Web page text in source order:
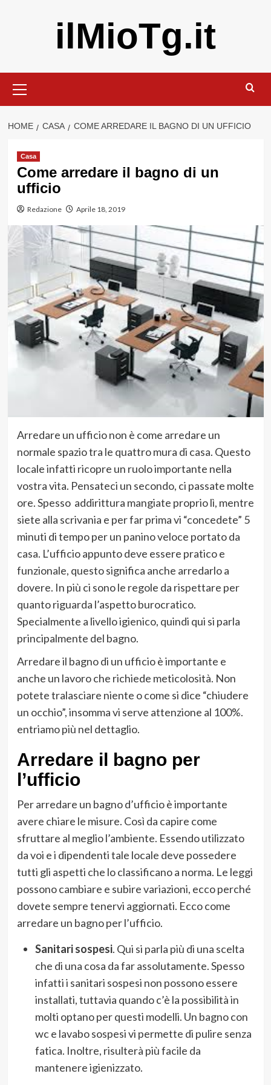
ilMioTg.it
principale
HOME CASA COME ARREDARE IL BAGNO DI UN UFFICIO
Casa
Come arredare il bagno di un
ufficio
Redazione Aprile 18, 2019
Arredare un ufficio non è come arredare un
normale spazio tra le quattro mura di casa. Questo
locale infatti ricopre un ruolo importante nella
vostra vita. Pensateci un secondo, ci passate molte
ore. Spesso addirittura mangiate proprio lì, mentre
siete alla scrivania e per far prima vi “concedete” 5
minuti di tempo per un panino veloce portato da
casa. L’ufficio appunto deve essere pratico e
funzionale, questo significa anche arredarlo a
dovere. In più ci sono le regole da rispettare per
quanto riguarda l’aspetto burocratico.
Specialmente a livello igienico, quindi qui si parla
principalmente del bagno.
Arredare il bagno di un ufficio è importante e
anche un lavoro che richiede meticolosità. Non
potete tralasciare niente o come si dice “chiudere
un occhio”, insomma vi serve attenzione al 100%.
entriamo più nel dettaglio.
Arredare il bagno per
l’ufficio
Per arredare un bagno d’ufficio è importante
avere chiare le misure. Così da capire come
sfruttare al meglio l’ambiente. Essendo utilizzato
da voi e i dipendenti tale locale deve possedere
tutti gli aspetti che lo classificano a norma. Le leggi
possono cambiare e subire variazioni, ecco perché
dovete sempre tenervi aggiornati. Ecco come
arredare un bagno per l’ufficio.
Sanitari sospesi. Qui si parla più di una scelta
che di una cosa da far assolutamente. Spesso
infatti i sanitari sospesi non possono essere
installati, tuttavia quando c’è la possibilità in
molti optano per questi modelli. Un bagno con
wc e lavabo sospesi vi permette di pulire senza
fatica. Inoltre, risulterà più facile da
mantenere igienizzato.